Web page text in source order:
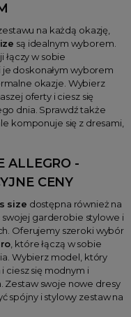
na każdą okazję,
są idealnym wyborem.
w sobie
doskonałym wyborem
okazje. Wybierz
oferty i ciesz się
dnia. Sprawdź także
komponuje się z dresami,
ALLEGRO -
CENY
size dostępna również na
garderobie stylowe i
Oferujemy szeroki wybór
, które łączą w sobie
Wybierz model, który
ciesz się modnym i
swoje nowe dresy
spójny i stylowy zestaw na